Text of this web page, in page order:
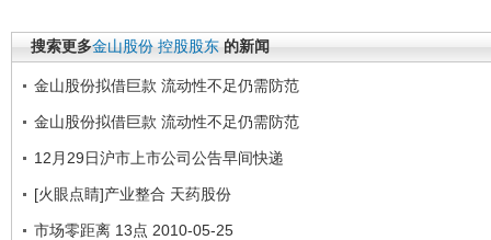
搜索更多金山股份 控股股东 的新闻
金山股份拟借巨款 流动性不足仍需防范
金山股份拟借巨款 流动性不足仍需防范
12月29日沪市上市公司公告早间快递
[火眼点睛]产业整合 天药股份
市场零距离 13点 2010-05-25